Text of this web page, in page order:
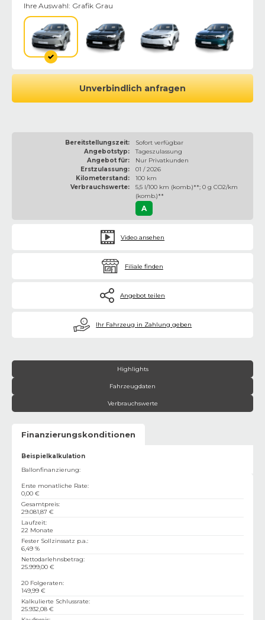
Ihre Auswahl: Grafik Grau
Unverbindlich anfragen
Bereitstellungszeit:
Sofort verfügbar
Angebotstyp:
Tageszulassung
Angebot für:
Nur Privatkunden
Erstzulassung:
01 / 2026
Kilometerstand:
100 km
Verbrauchswerte:
5,5 l/100 km (komb.)**; 0 g CO2/km
(komb.)**
A
Video ansehen
Filiale finden
Angebot teilen
€ Ihr Fahrzeug in Zahlung geben
Highlights
Fahrzeugdaten
Verbrauchswerte
Finanzierungskonditionen
Beispielkalkulation
Ballonfinanzierung:
Erste monatliche Rate:
0,00 €
Gesamtpreis:
29.081,87 €
Laufzeit:
22 Monate
Fester Sollzinssatz p.a.:
6,49 %
Nettodarlehnsbetrag:
25.999,00 €
20 Folgeraten:
149,99 €
Kalkulierte Schlussrate:
25.932,08 €